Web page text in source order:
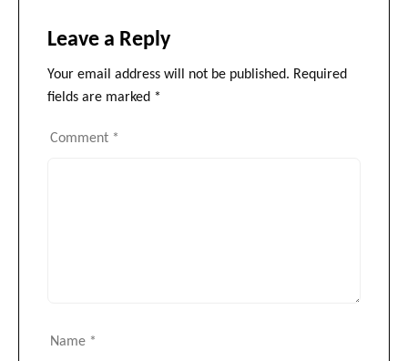
Leave a Reply
Your email address will not be published. Required
fields are marked *
Comment *
Name *